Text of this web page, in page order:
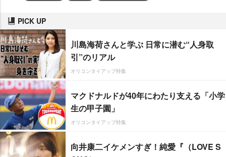
PICK UP
川島海荷さんと学ぶ 日常に潜む“人身取
引”のリアル
オリコンタイアップ特集
マクドナルドが40年にわたり支える「小学
生の甲子園」
オリコンタイアップ特集
向井康二イケメンすぎ！純愛『（LOVE S